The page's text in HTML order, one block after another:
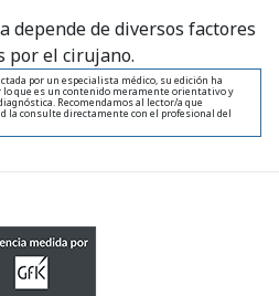
depende de diversos factores
por el cirujano.
por un especialista médico, su edición ha
lo que es un contenido meramente orientativo y
Recomendamos al lector/a que
la consulte directamente con el profesional del